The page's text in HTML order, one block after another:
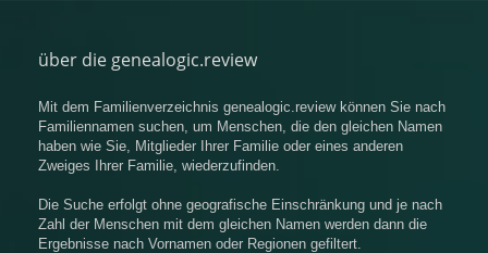
über die genealogic.review
Mit dem Familienverzeichnis genealogic.review können Sie nach
Familiennamen suchen, um Menschen, die den gleichen Namen
haben wie Sie, Mitglieder Ihrer Familie oder eines anderen
Zweiges Ihrer Familie, wiederzufinden.
Die Suche erfolgt ohne geografische Einschränkung und je nach
Zahl der Menschen mit dem gleichen Namen werden dann die
Ergebnisse nach Vornamen oder Regionen gefiltert.